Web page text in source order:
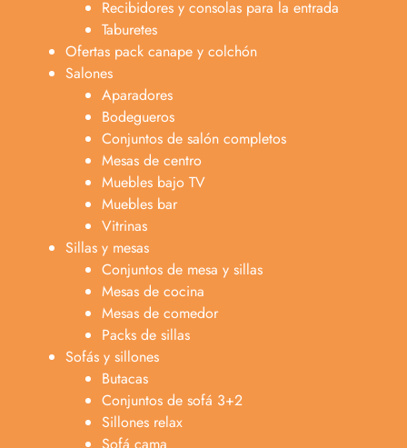
Recibidores y consolas para la entrada
Taburetes
Ofertas pack canape y colchón
Salones
Aparadores
Bodegueros
Conjuntos de salón completos
Mesas de centro
Muebles bajo TV
Muebles bar
Vitrinas
Sillas y mesas
Conjuntos de mesa y sillas
Mesas de cocina
Mesas de comedor
Packs de sillas
Sofás y sillones
Butacas
Conjuntos de sofá 3+2
Sillones relax
Sofá cama